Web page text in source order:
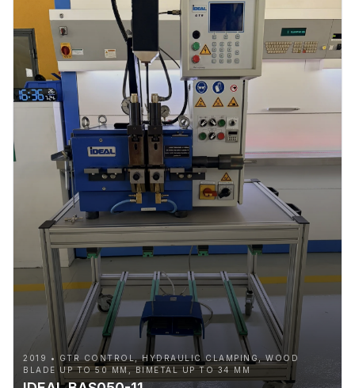
2019 • GTR CONTROL, HYDRAULIC CLAMPING, WOOD
BLADE UP TO 50 MM, BIMETAL UP TO 34 MM